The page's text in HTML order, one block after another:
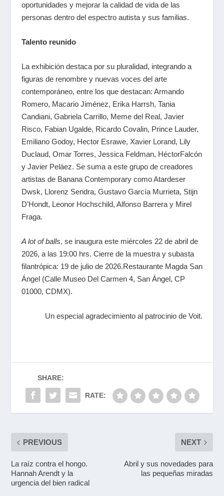
oportunidades y mejorar la calidad de vida de las
personas dentro del espectro autista y sus familias.
Talento reunido
La exhibición destaca por su pluralidad, integrando a
figuras de renombre y nuevas voces del arte
contemporáneo, entre los que destacan: Armando
Romero, Macario Jiménez, Erika Harrsh, Tania
Candiani, Gabriela Carrillo, Meme del Real, Javier
Risco, Fabian Ugalde, Ricardo Covalin, Prince Lauder,
Emiliano Godoy, Hector Esrawe, Xavier Lorand, Lily
Duclaud, Omar Torres, Jessica Feldman, HéctorFalcón
y Javier Peláez. Se suma a este grupo de creadores
artistas de Banana Contemporary como Atardeser
Dwsk, Llorenz Sendra, Gustavo García Murrieta, Stijn
D’Hondt, Leonor Hochschild, Alfonso Barrera y Mirel
Fraga.
A lot of balls, se inaugura este miércoles 22 de abril de
2026, a las 19:00 hrs. Cierre de la muestra y subasta
filantrópica: 19 de julio de 2026.Restaurante Magda San
Ángel (Calle Museo Del Carmen 4, San Ángel, CP
01000, CDMX).
Un especial agradecimiento al patrocinio de Voit.
SHARE:
RATE:
PREVIOUS
La raíz contra el hongo.
Hannah Arendt y la
urgencia del bien radical
NEXT
Abril y sus novedades para
las pequeñas miradas